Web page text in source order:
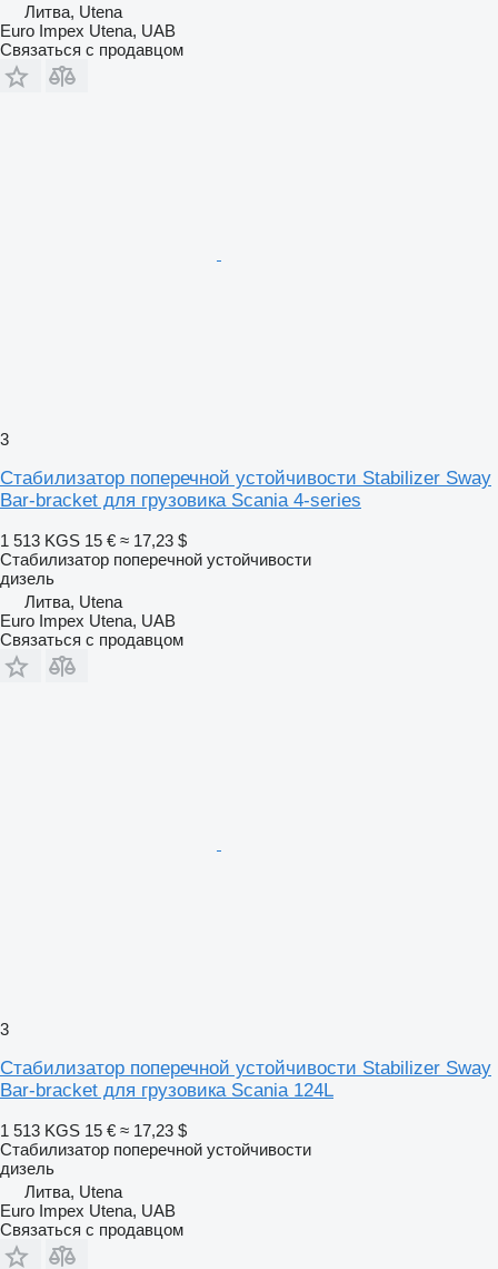
Литва, Utena
Euro Impex Utena, UAB
Связаться с продавцом
3
Стабилизатор поперечной устойчивости Stabilizer Sway
Bar-bracket для грузовика Scania 4-series
1 513 KGS 15 € ≈ 17,23 $
Стабилизатор поперечной устойчивости
дизель
Литва, Utena
Euro Impex Utena, UAB
Связаться с продавцом
3
Стабилизатор поперечной устойчивости Stabilizer Sway
Bar-bracket для грузовика Scania 124L
1 513 KGS 15 € ≈ 17,23 $
Стабилизатор поперечной устойчивости
дизель
Литва, Utena
Euro Impex Utena, UAB
Связаться с продавцом